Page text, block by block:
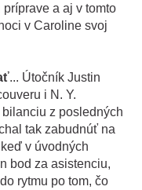
a aj v tomto
v Caroline svoj
... Útočník Justin
i N. Y.
z posledných
tak zabudnúť na
v úvodných
bod za asistenciu,
rytmu po tom, čo